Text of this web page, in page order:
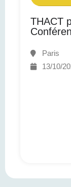
THACT
Paris
13/10/